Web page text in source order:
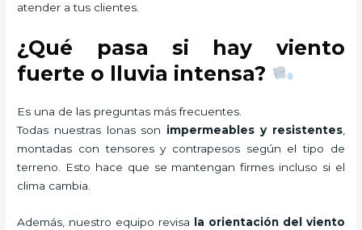
atender a tus clientes.
¿Qué pasa si hay viento
fuerte o lluvia intensa?
Es una de las preguntas más frecuentes.
Todas nuestras lonas son impermeables y resistentes,
montadas con tensores y contrapesos según el tipo de
terreno. Esto hace que se mantengan firmes incluso si el
clima cambia.
Además, nuestro equipo revisa
la orientación del viento